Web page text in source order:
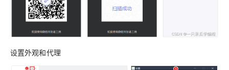
设置外观和代理